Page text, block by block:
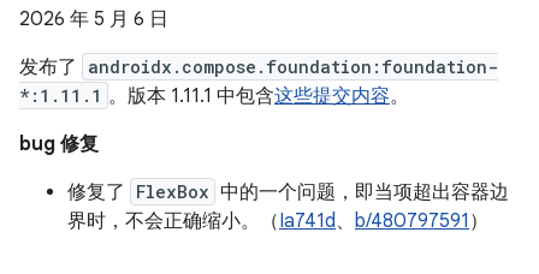
2026 年 5 月 6 日
发布了
androidx.compose.foundation:foundation-
*:1.11.1 。版本 1.11.1 中包含这些提交内容。
bug 修复
修复了
FlexBox 中的一个问题，即当项超出容器边
界时，不会正确缩小。（Ia741d、 b/480797591 ）